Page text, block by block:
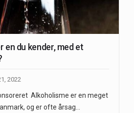
en du kender, med et
2022
Alkoholisme er en meget
og er ofte årsag…